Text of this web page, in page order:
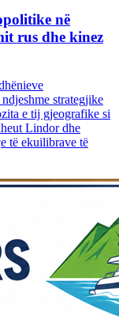
në
rus dhe kinez
strategjike
e tij gjeografike si
Lindor dhe
të ekuilibrave të